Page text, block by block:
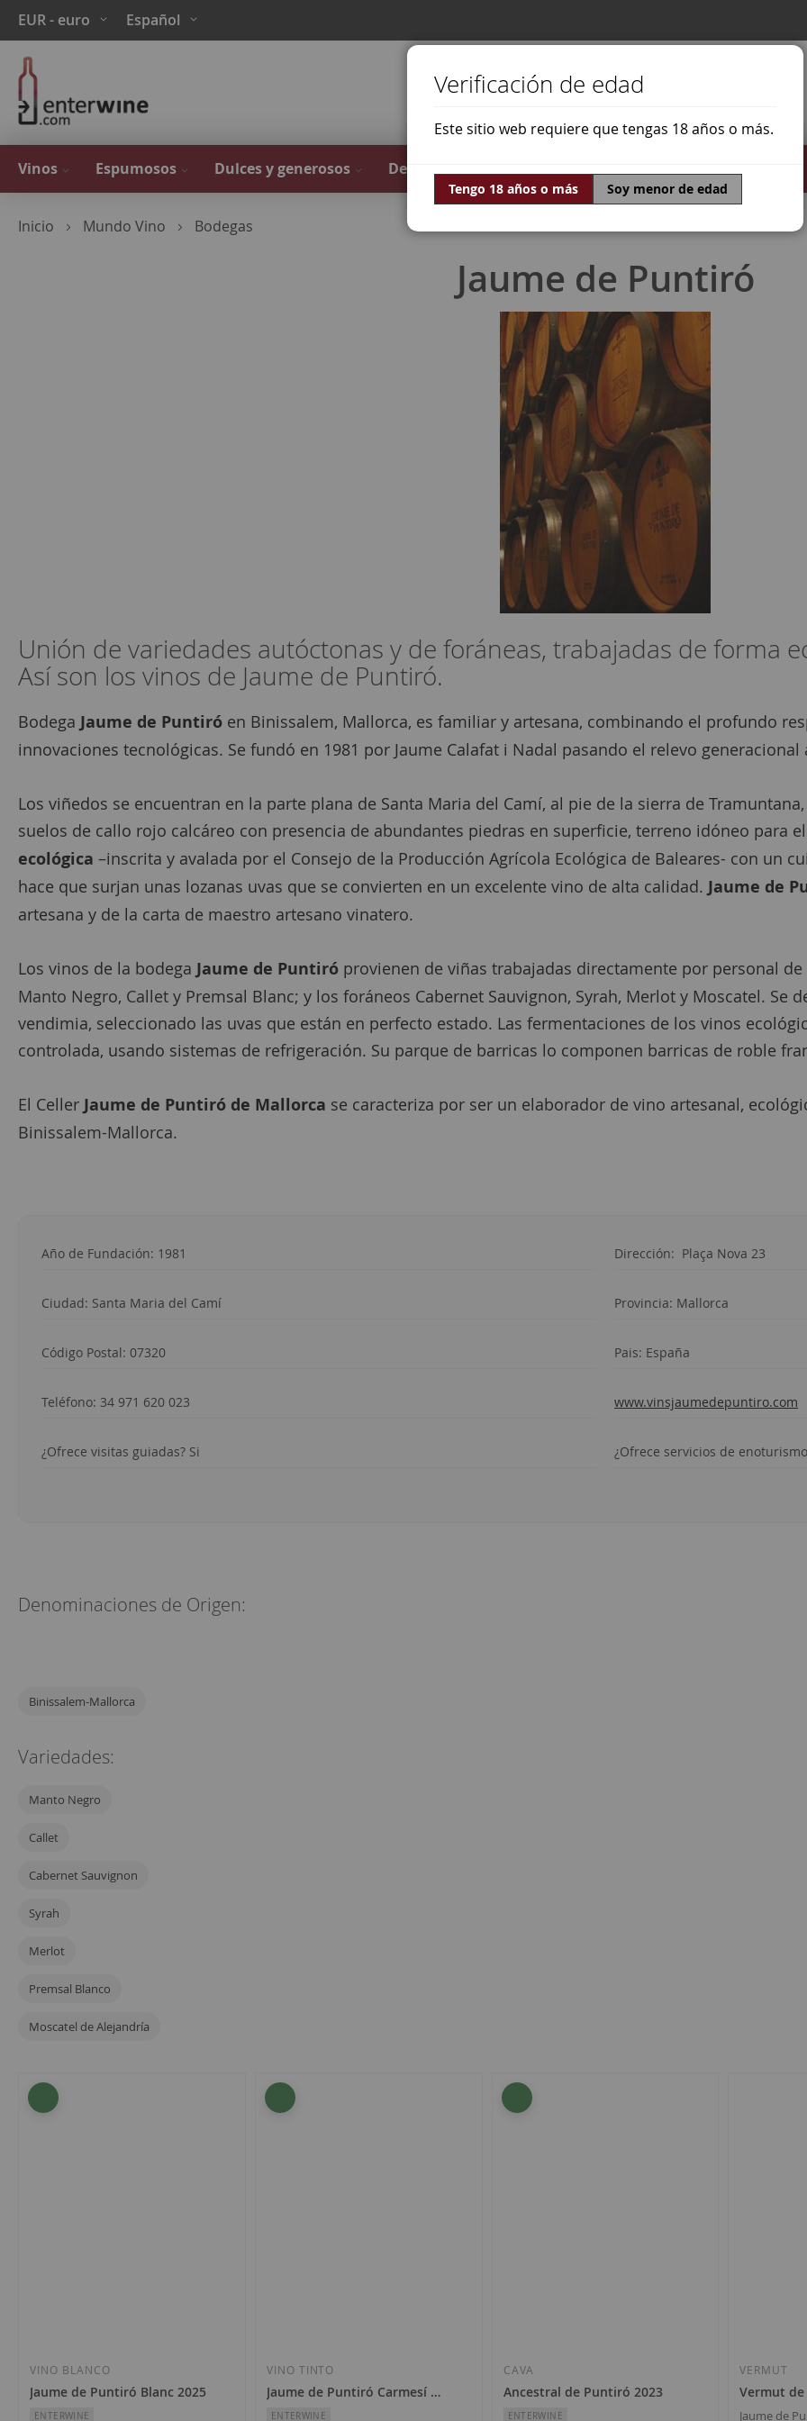
Ir
al
contenido
Moneda
EUR - euro Lenguaje
Español
Vinos Espumosos Dulces y generosos Destilados Ofertas Mundo Vino
Inicio Mundo Vino Bodegas
Jaume de Puntiró
Unión de variedades autóctonas y de foráneas, trabajadas de forma
Así son los vinos de Jaume de Puntiró.
Bodega Jaume de Puntiró en Binissalem, Mallorca, es familiar y artesana, combinando el profundo
innovaciones tecnológicas. Se fundó en 1981 por Jaume Calafat i Nadal pasando el relevo
Los viñedos se encuentran en la parte plana de Santa Maria del Camí, al pie de la sierra de
suelos de callo rojo calcáreo con presencia de abundantes piedras en superficie, terreno idóneo para
ecológica –inscrita y avalada por el Consejo de la Producción Agrícola Ecológica de Baleares- con un
hace que surjan unas lozanas uvas que se convierten en un excelente vino de alta calidad. Jaume de
artesana y de la carta de maestro artesano vinatero.
Los vinos de la bodega Jaume de Puntiró provienen de viñas trabajadas directamente por personal
Manto Negro, Callet y Premsal Blanc; y los foráneos Cabernet Sauvignon, Syrah, Merlot y Moscatel.
vendimia, seleccionado las uvas que están en perfecto estado. Las fermentaciones de los vinos
controlada, usando sistemas de refrigeración. Su parque de barricas lo componen barricas de roble
El Celler Jaume de Puntiró de Mallorca se caracteriza por ser un elaborador de vino artesanal,
Binissalem-Mallorca.
Año de Fundación: 1981 Dirección: Plaça Nova 23
Ciudad: Santa Maria del Camí Provincia: Mallorca
Código Postal: 07320 Pais: España
Teléfono: 34 971 620 023 www.vinsjaumedepuntiro.com
¿Ofrece visitas guiadas? Si ¿Ofrece servicios de
Denominaciones de Origen:
Binissalem-Mallorca
Variedades:
Manto Negro
Callet
Cabernet Sauvignon
Syrah
Merlot
Premsal Blanco
Moscatel de Alejandría
7artículos
VINO BLANCO
Jaume de Puntiró Blanc 2025
ENTERWINE
VINO TINTO
Jaume de Puntiró Carmesí 2022
ENTERWINE
CAVA
Ancestral de Puntiró 2023
ENTERWINE
VERMUT
Vermut
Jaume de
Verificación de edad
Este sitio web requiere que tengas 18 años o más.
Tengo 18 años o más Soy menor de edad